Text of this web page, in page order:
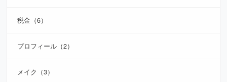
税金（6）
プロフィール（2）
メイク（3）